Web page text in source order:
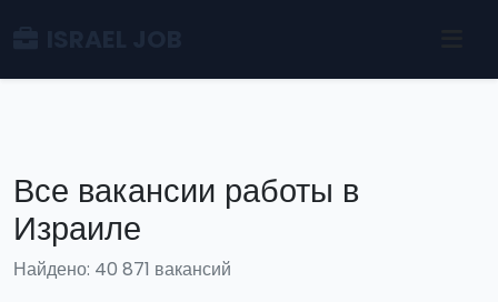
Все вакансии работы в
Израиле
Найдено: 40 871 вакансий